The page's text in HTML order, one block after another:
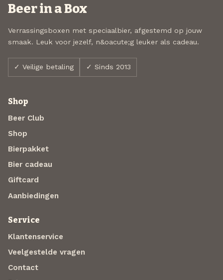
Beer in a Box
Verrassingsboxen met speciaalbier, afgestemd op jouw
smaak. Leuk voor jezelf, n&oacute;g leuker als cadeau.
✓ Veilige betaling ✓ Sinds 2013
Shop
Beer Club
Shop
Bierpakket
Bier cadeau
Giftcard
Aanbiedingen
Service
Klantenservice
Veelgestelde vragen
Contact